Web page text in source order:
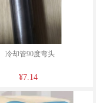
冷却管90度弯头
¥7.14